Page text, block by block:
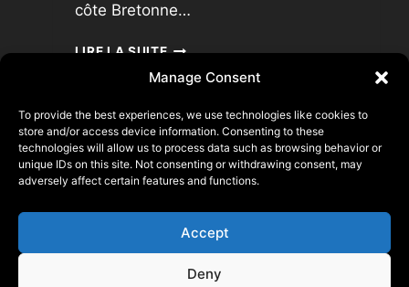
Manage Consent
To provide the best experiences, we use technologies like cookies to
store and/or access device information. Consenting to these
technologies will allow us to process data such as browsing behavior or
unique IDs on this site. Not consenting or withdrawing consent, may
adversely affect certain features and functions.
Accept
Deny
côte Bretonne…
LIRE LA SUITEEXPOSITION
L’EAU
DES
PLUMES »
Pierre ALLAIN
22140 Saint Laurent, FRANCE
N° SIRET 93356873500015
© 2026 Pierre ALLAIN